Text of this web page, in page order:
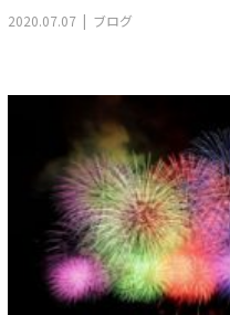
2020.07.07 ブログ